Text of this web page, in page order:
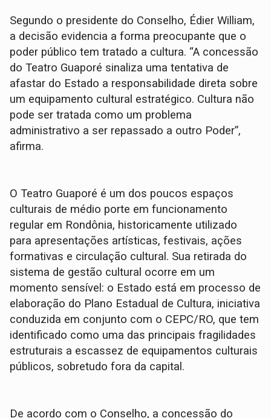
Segundo o presidente do Conselho, Édier William,
a decisão evidencia a forma preocupante que o
poder público tem tratado a cultura. “A concessão
do Teatro Guaporé sinaliza uma tentativa de
afastar do Estado a responsabilidade direta sobre
um equipamento cultural estratégico. Cultura não
pode ser tratada como um problema
administrativo a ser repassado a outro Poder”,
afirma.
O Teatro Guaporé é um dos poucos espaços
culturais de médio porte em funcionamento
regular em Rondônia, historicamente utilizado
para apresentações artísticas, festivais, ações
formativas e circulação cultural. Sua retirada do
sistema de gestão cultural ocorre em um
momento sensível: o Estado está em processo de
elaboração do Plano Estadual de Cultura, iniciativa
conduzida em conjunto com o CEPC/RO, que tem
identificado como uma das principais fragilidades
estruturais a escassez de equipamentos culturais
públicos, sobretudo fora da capital.
De acordo com o Conselho, a concessão do